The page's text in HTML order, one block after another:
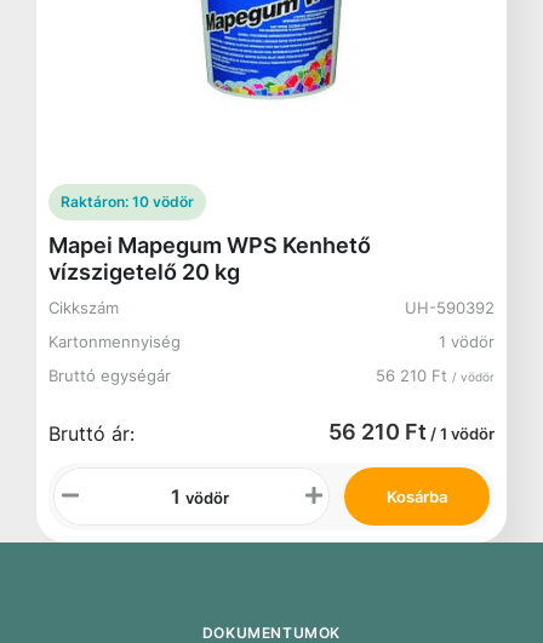
Raktáron: 10 vödör
Mapei Mapegum WPS Kenhető
vízszigetelő 20 kg
Cikkszám
UH-590392
Kartonmennyiség
1 vödör
Bruttó egységár
56 210 Ft / vödör
Bruttó ár: 56 210 Ft / 1 vödör
vödör Kosárba
DOKUMENTUMOK